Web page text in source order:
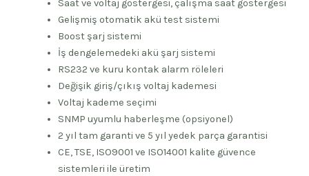
Saat ve voltaj göstergesi, çalışma saat göstergesi
Gelişmiş otomatik akü test sistemi
Boost şarj sistemi
İş dengelemedeki akü şarj sistemi
RS232 ve kuru kontak alarm röleleri
Değişik giriş/çıkış voltaj kademesi
Voltaj kademe seçimi
SNMP uyumlu haberleşme (opsiyonel)
2 yıl tam garanti ve 5 yıl yedek parça garantisi
CE, TSE, ISO9001 ve ISO14001 kalite güvence
sistemleri ile üretim